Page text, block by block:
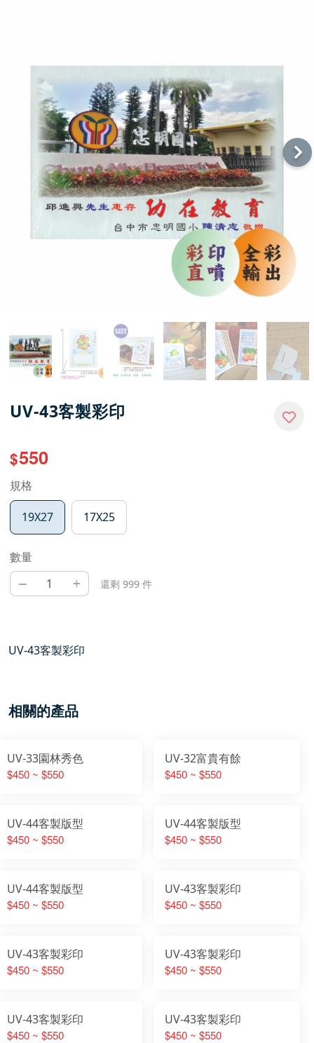
UV-43客製彩印
$550
規格
19X27 17X25
數量
– + 還剩 999 件
UV-43客製彩印
相關的產品
UV-33園林秀色
$450 ~ $550
UV-32富貴有餘
$450 ~ $550
UV-44客製版型
$450 ~ $550
UV-44客製版型
$450 ~ $550
UV-44客製版型
$450 ~ $550
UV-43客製彩印
$450 ~ $550
UV-43客製彩印
$450 ~ $550
UV-43客製彩印
$450 ~ $550
UV-43客製彩印
$450 ~ $550
UV-43客製彩印
$450 ~ $550